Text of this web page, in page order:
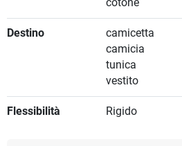
cotone
Destino
camicetta
camicia
tunica
vestito
Flessibilità Rigido